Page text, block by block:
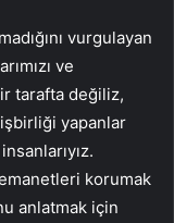
vurgulayan
ve
tarafta değiliz,
yapanlar
korumak
anlatmak için